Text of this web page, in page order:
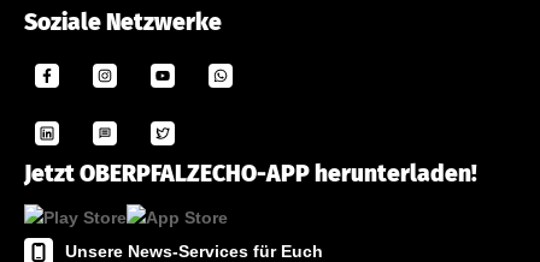
Soziale Netzwerke
Jetzt OBERPFALZECHO-APP herunterladen!
Unsere News-Services für Euch